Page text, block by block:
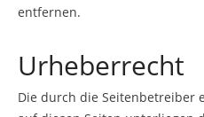
entfernen.
Urheberrecht
Die durch die Seitenbetreiber